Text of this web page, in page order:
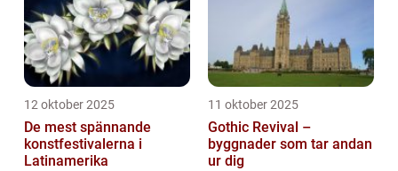
12 oktober 2025
De mest spännande
konstfestivalerna i
Latinamerika
11 oktober 2025
Gothic Revival –
byggnader som tar andan
ur dig